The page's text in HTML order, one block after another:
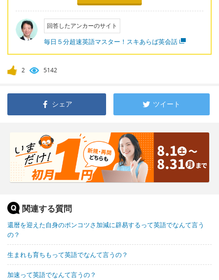
回答したアンカーのサイト
毎日５分超速英語マスター！スキあらば英会話
2 5142
シェア ツイート
関連する質問
還暦を迎えた自身のポンコツさ加減に辟易するって英語でなんて言う
の？
生まれも育ちもって英語でなんて言うの？
加速って英語でなんて言うの？